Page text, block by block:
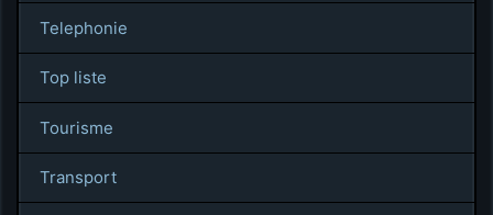
Telephonie
Top liste
Tourisme
Transport